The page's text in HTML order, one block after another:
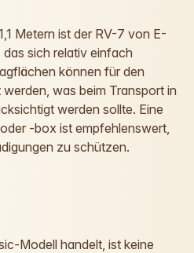
Metern ist der RV-7 von E-
sich relativ einfach
können für den
was beim Transport in
werden sollte. Eine
-box ist empfehlenswert,
zu schützen.
Modell handelt, ist keine